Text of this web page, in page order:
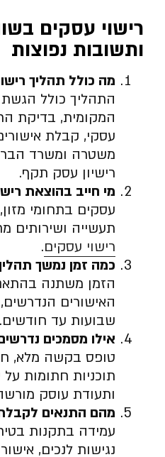
רישוי עסקים
ותשובות נפוצות
מה כולל תהליך
התהליך כולל
המקומית, בדיקת
עסקי, קבלת
משטרה ומשרד
רישיון עסק תקף.
מי חייב בהוצאת
עסקים בתחומי
תעשייה ושירותים
רישוי עסקים.
כמה זמן נמשך
הזמן משתנה
האישורים
שבועות עד חודשים.
אילו מסמכים
טופס בקשה מלא,
תוכניות חתומות
ותעודת עוסק
מהם התנאים לקבלת
עמידה בתקנות
נגישות לנכים,